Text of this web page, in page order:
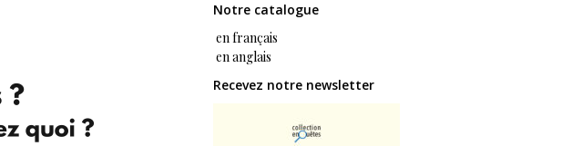
Notre catalogue
en français
en anglais
Recevez notre newsletter